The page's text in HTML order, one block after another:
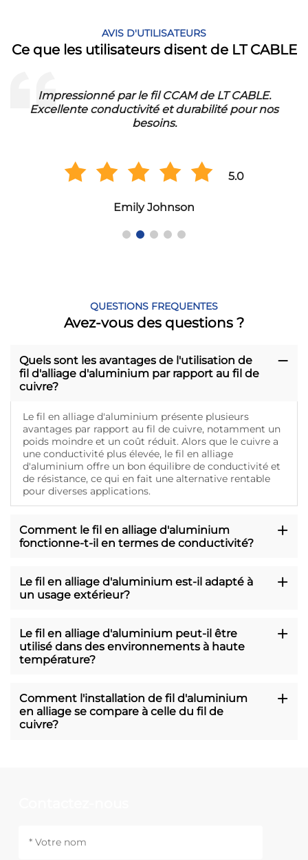
AVIS D'UTILISATEURS
Ce que les utilisateurs disent de LT CABLE
Impressionné par le fil CCAM de LT CABLE.
Excellente conductivité et durabilité pour nos
besoins.
5.0
Emily Johnson
QUESTIONS FREQUENTES
Avez-vous des questions ?
Quels sont les avantages de l'utilisation de
fil d'alliage d'aluminium par rapport au fil de
cuivre?
Le fil en alliage d'aluminium présente plusieurs
avantages par rapport au fil de cuivre, notamment un
poids moindre et un coût réduit. Alors que le cuivre a
une conductivité plus élevée, le fil en alliage
d'aluminium offre un bon équilibre de conductivité et
de résistance, ce qui en fait une alternative rentable
pour diverses applications.
Comment le fil en alliage d'aluminium
fonctionne-t-il en termes de conductivité?
Le fil en alliage d'aluminium est-il adapté à
un usage extérieur?
Le fil en alliage d'aluminium peut-il être
utilisé dans des environnements à haute
température?
Comment l'installation de fil d'aluminium
en alliage se compare à celle du fil de
cuivre?